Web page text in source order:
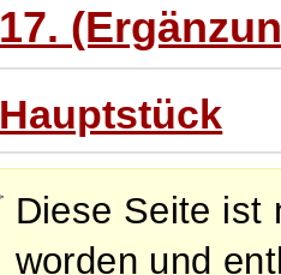
17.
Hauptstück
Diese Seite ist
worden und